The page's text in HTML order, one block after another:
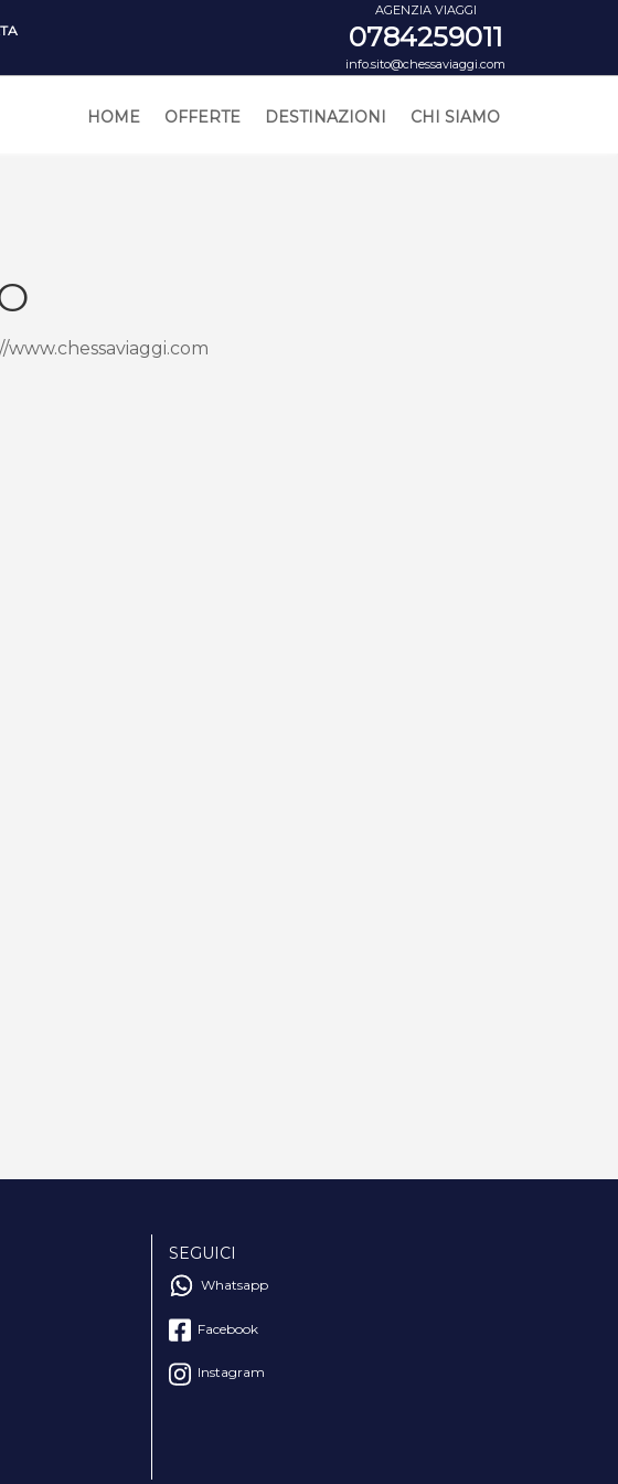
AGENZIA VIAGGI
0784259011
info.sito@chessaviaggi.com
HOME OFFERTE DESTINAZIONI CHI SIAMO
SEGUICI
Whatsapp
Facebook
Instagram